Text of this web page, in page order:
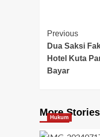
Previous
Dua Saksi
Hotel Kuta
Bayar
More Stories
Hukum